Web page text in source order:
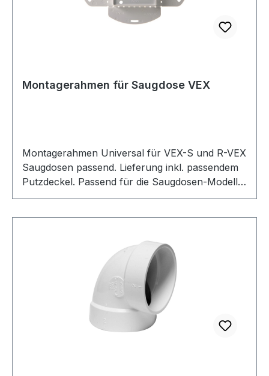
Montagerahmen für Saugdose VEX
Montagerahmen Universal für VEX-S und R-VEX
Saugdosen passend. Lieferung inkl. passendem
Putzdeckel. Passend für die Saugdosen-Modelle
VEX-S und R-VEX sowie VacuValve ES. Robust